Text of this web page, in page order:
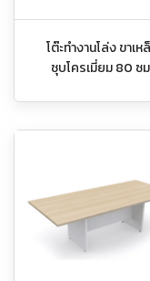
โต๊ะทำงานโล่ง ขาเห
ชุบโครเมี่ยม 80 ซ